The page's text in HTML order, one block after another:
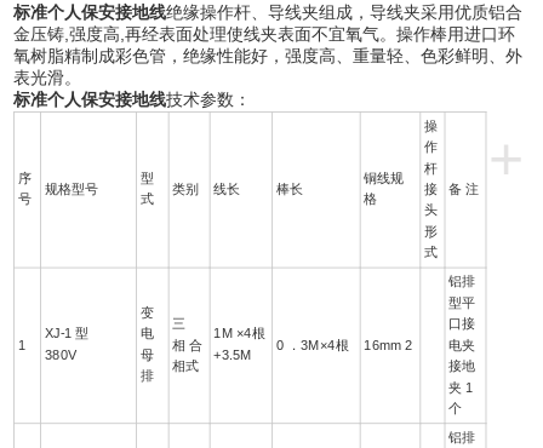
标准个人保安接地线绝缘操作杆、导线夹组成，导线夹采用优质铝合
金压铸,强度高,再经表面处理使线夹表面不宜氧气。操作棒用进口环
氧树脂精制成彩色管，绝缘性能好，强度高、重量轻、色彩鲜明、外
表光滑。
标准个人保安接地线技术参数：
+
序
号
规格型号
型
式
类别 线长 棒长
铜线规
格
操
作
杆
接
头
形
式
备 注
1
XJ-1 型
380V
变
电
母
排
三
相 合
相式
1M ×4根
+3.5M
0 ．3M×4根 16mm 2
铝排
型平
口接
电夹
接地
夹 1
个
铝排